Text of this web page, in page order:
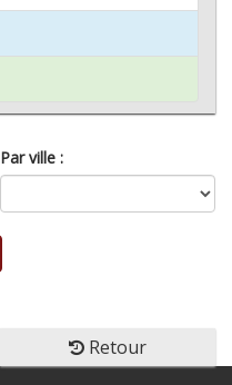
Par ville :
Retour